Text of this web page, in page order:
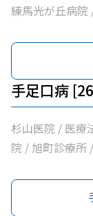
練馬光が丘病院
手足口病
杉山医院 / 医療
院 / 旭町診療所
科・老年内科 /
団慈誠会慈誠